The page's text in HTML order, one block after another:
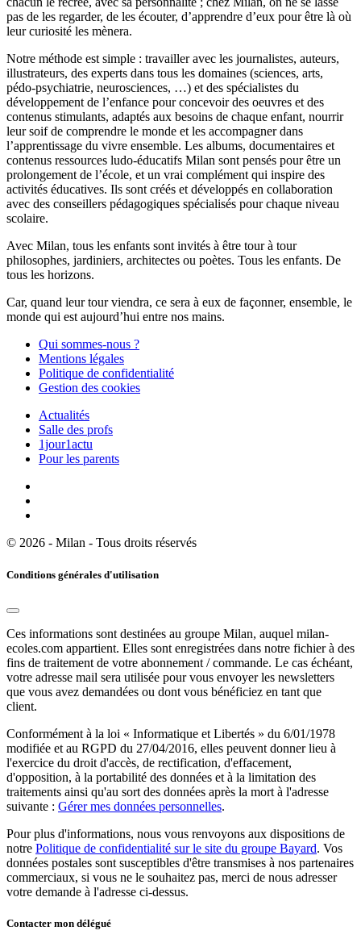
pas de les regarder, de les écouter, d’apprendre d’eux pour être là où
leur curiosité les mènera.
Notre méthode est simple : travailler avec les journalistes, auteurs,
illustrateurs, des experts dans tous les domaines (sciences, arts,
pédo-psychiatrie, neurosciences, …) et des spécialistes du
développement de l’enfance pour concevoir des oeuvres et des
contenus stimulants, adaptés aux besoins de chaque enfant, nourrir
leur soif de comprendre le monde et les accompagner dans
l’apprentissage du vivre ensemble. Les albums, documentaires et
contenus ressources ludo-éducatifs Milan sont pensés pour être un
prolongement de l’école, et un vrai complément qui inspire des
activités éducatives. Ils sont créés et développés en collaboration
avec des conseillers pédagogiques spécialisés pour chaque niveau
scolaire.
Avec Milan, tous les enfants sont invités à être tour à tour
philosophes, jardiniers, architectes ou poètes. Tous les enfants. De
tous les horizons.
Car, quand leur tour viendra, ce sera à eux de façonner, ensemble, le
monde qui est aujourd’hui entre nos mains.
Qui sommes-nous ?
Mentions légales
Politique de confidentialité
Gestion des cookies
Actualités
Salle des profs
1jour1actu
Pour les parents
© 2026 - Milan - Tous droits réservés
Conditions générales d'utilisation
Ces informations sont destinées au groupe Milan, auquel milan-
ecoles.com appartient. Elles sont enregistrées dans notre fichier à des
fins de traitement de votre abonnement / commande. Le cas échéant,
votre adresse mail sera utilisée pour vous envoyer les newsletters
que vous avez demandées ou dont vous bénéficiez en tant que
client.
Conformément à la loi « Informatique et Libertés » du 6/01/1978
modifiée et au RGPD du 27/04/2016, elles peuvent donner lieu à
l'exercice du droit d'accès, de rectification, d'effacement,
d'opposition, à la portabilité des données et à la limitation des
traitements ainsi qu'au sort des données après la mort à l'adresse
suivante : Gérer mes données personnelles.
Pour plus d'informations, nous vous renvoyons aux dispositions de
notre Politique de confidentialité sur le site du groupe Bayard. Vos
données postales sont susceptibles d'être transmises à nos partenaires
commerciaux, si vous ne le souhaitez pas, merci de nous adresser
votre demande à l'adresse ci-dessus.
Contacter mon délégué